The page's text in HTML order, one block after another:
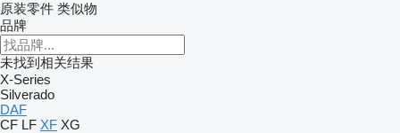
原装零件 类似物
品牌
未找到相关结果
X-Series
Silverado
DAF
CF LF XF XG